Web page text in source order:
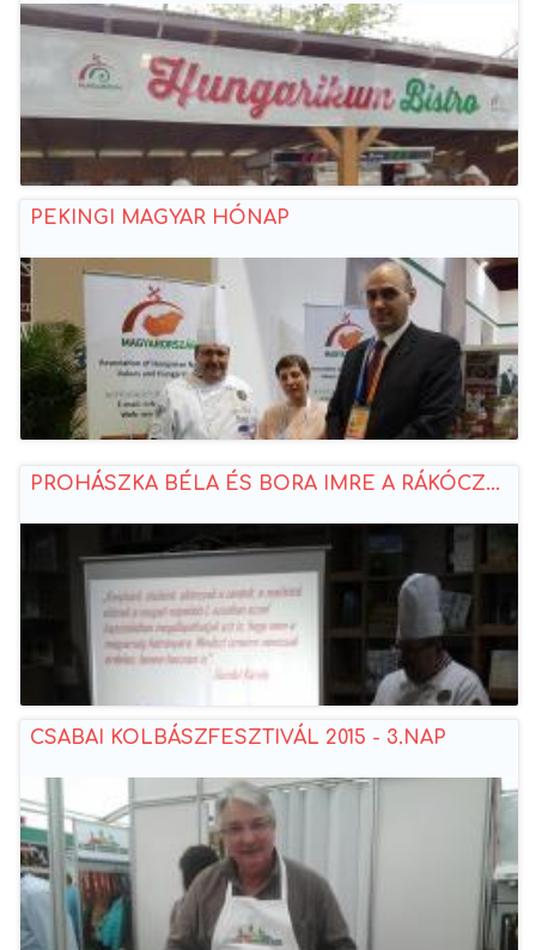
PEKINGI MAGYAR HÓNAP
PROHÁSZKA BÉLA ÉS BORA IMRE A RÁKÓCZ...
CSABAI KOLBÁSZFESZTIVÁL 2015 - 3.NAP